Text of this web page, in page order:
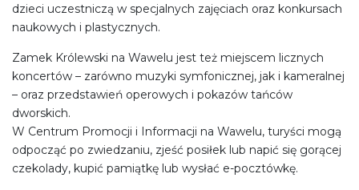
dzieci uczestniczą w specjalnych zajęciach oraz konkursach
naukowych i plastycznych.
Zamek Królewski na Wawelu jest też miejscem licznych
koncertów – zarówno muzyki symfo­nicznej, jak i kameralnej
– oraz przedstawień operowych i pokazów tańców
dworskich.
W Centrum Promocji i Informacji na Wawelu, turyści mogą
odpocząć po zwiedzaniu, zjeść posiłek lub napić się gorącej
czekolady, kupić pamiątkę lub wysłać e-pocztówkę.